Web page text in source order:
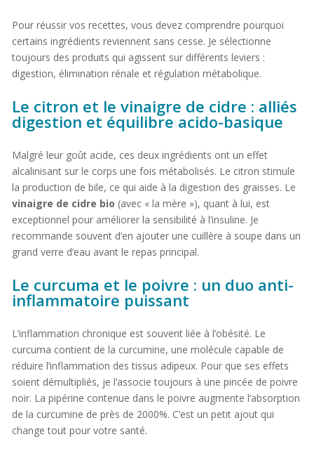
Pour réussir vos recettes, vous devez comprendre pourquoi
certains ingrédients reviennent sans cesse. Je sélectionne
toujours des produits qui agissent sur différents leviers :
digestion, élimination rénale et régulation métabolique.
Le citron et le vinaigre de cidre : alliés
digestion et équilibre acido-basique
Malgré leur goût acide, ces deux ingrédients ont un effet
alcalinisant sur le corps une fois métabolisés. Le citron stimule
la production de bile, ce qui aide à la digestion des graisses. Le
vinaigre de cidre bio (avec « la mère »), quant à lui, est
exceptionnel pour améliorer la sensibilité à l’insuline. Je
recommande souvent d’en ajouter une cuillère à soupe dans un
grand verre d’eau avant le repas principal.
Le curcuma et le poivre : un duo anti-
inflammatoire puissant
L’inflammation chronique est souvent liée à l’obésité. Le
curcuma contient de la curcumine, une molécule capable de
réduire l’inflammation des tissus adipeux. Pour que ses effets
soient démultipliés, je l’associe toujours à une pincée de poivre
noir. La pipérine contenue dans le poivre augmente l’absorption
de la curcumine de près de 2000%. C’est un petit ajout qui
change tout pour votre santé.